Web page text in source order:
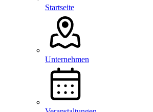
Startseite
Unternehmen